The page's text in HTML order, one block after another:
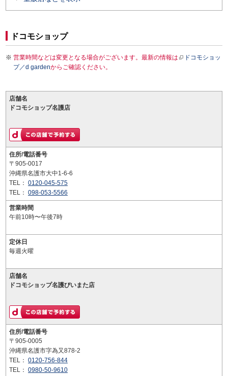
ドコモショップ
営業時間などは変更となる場合がございます。最新の情報は
ドコモショッ
プ／d gardenからご確認ください。
店舗名
ドコモショップ名護店
住所/電話番号
〒905-0017
沖縄県名護市大中1-6-6
TEL： 0120-045-575
TEL： 098-053-5566
営業時間
午前10時〜午後7時
定休日
毎週火曜
店舗名
ドコモショップ名護びいまた店
住所/電話番号
〒905-0005
沖縄県名護市字為又878-2
TEL： 0120-756-844
TEL： 0980-50-9610